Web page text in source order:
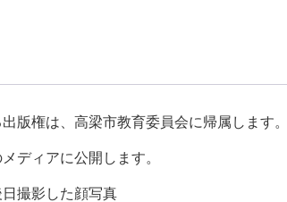
版権は、高梁市教育委員会に帰属します。
ディアに公開します。
撮影した顔写真